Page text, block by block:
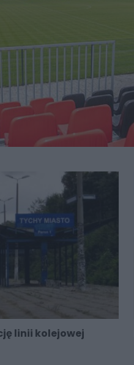
linii kolejowej